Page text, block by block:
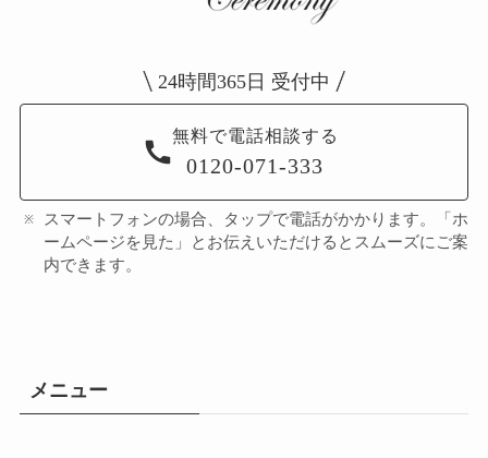
24時間365日 受付中
無料で電話相談する
0120-071-333
スマートフォンの場合、タップで電話がかかります。「ホ
ームページを見た」とお伝えいただけるとスムーズにご案
内できます。
メニュー